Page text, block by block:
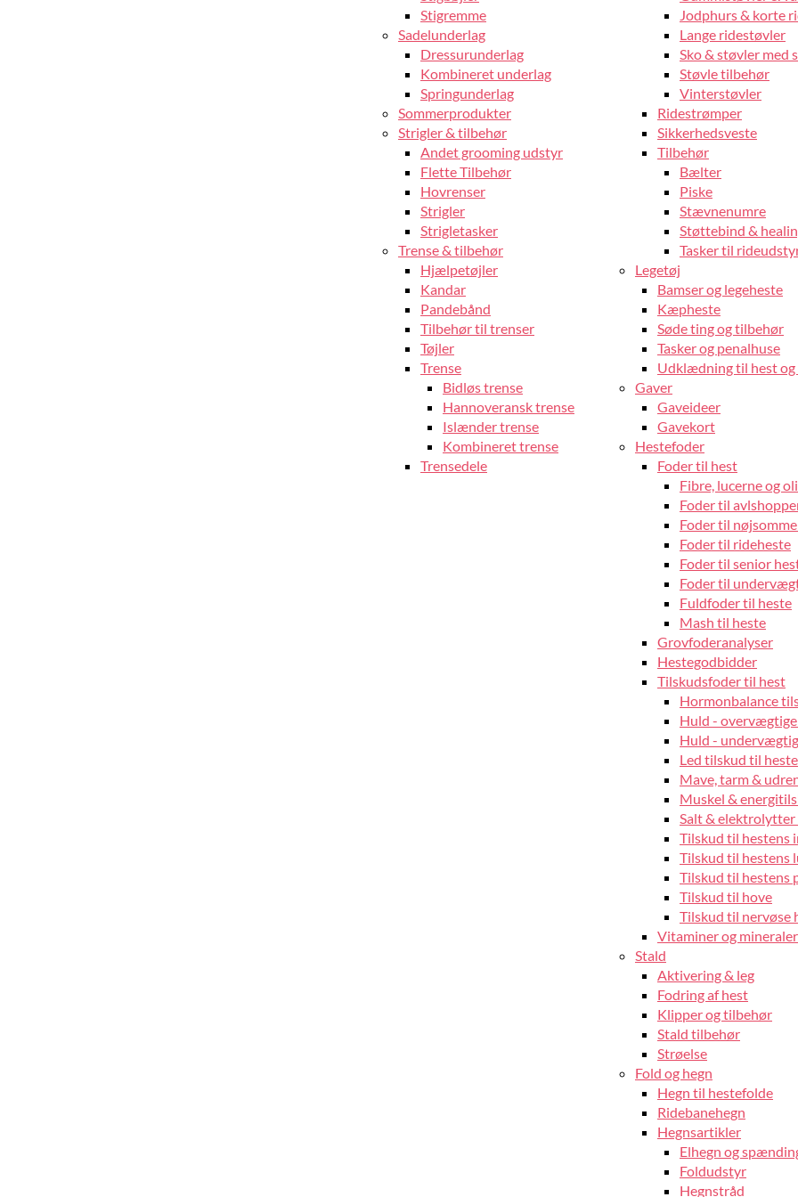
Stigremme
Sadelunderlag
Dressurunderlag
Kombineret underlag
Springunderlag
Sommerprodukter
Strigler & tilbehør
Andet grooming udstyr
Flette Tilbehør
Hovrenser
Strigler
Strigletasker
Trense & tilbehør
Hjælpetøjler
Kandar
Pandebånd
Tilbehør til trenser
Tøjler
Trense
Bidløs trense
Hannoveransk trense
Islænder trense
Kombineret trense
Trensedele
Jodphurs & korte
Lange ridestøvler
Sko & støvler med
Støvle tilbehør
Vinterstøvler
Ridestrømper
Sikkerhedsveste
Tilbehør
Bælter
Piske
Stævnenumre
Støttebind &
Tasker til
Legetøj
Bamser og legeheste
Kæpheste
Søde ting og tilbehør
Tasker og penalhuse
Udklædning til hest
Gaver
Gaveideer
Gavekort
Hestefoder
Foder til hest
Fibre, lucerne og
Foder til
Foder til
Foder til rideheste
Foder til senior
Foder til
Fuldfoder til heste
Mash til heste
Grovfoderanalyser
Hestegodbidder
Tilskudsfoder til hest
Hormonbalance
Huld -
Huld -
Led tilskud til heste
Mave, tarm &
Muskel &
Salt &
Tilskud til hestens
Tilskud til hestens
Tilskud til hestens
Tilskud til hove
Tilskud til nervøse
Vitaminer og
Stald
Aktivering & leg
Fodring af hest
Klipper og tilbehør
Stald tilbehør
Strøelse
Fold og hegn
Hegn til hestefolde
Ridebanehegn
Hegnsartikler
Elhegn og
Foldudstyr
Hegnstråd